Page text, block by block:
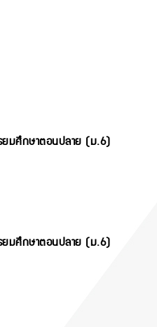
มศึกษาตอนปลาย (ม.6)
มศึกษาตอนปลาย (ม.6)